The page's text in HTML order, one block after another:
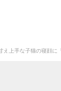
え上手な子猫の寝顔